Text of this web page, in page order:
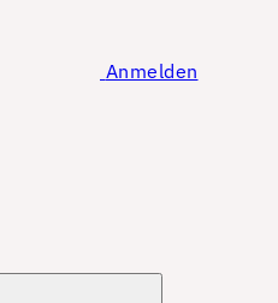
Anmelden